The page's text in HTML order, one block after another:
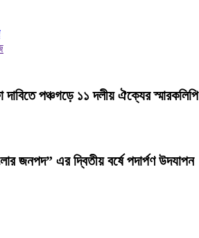
পঞ্চগড়ে ১১ দলীয় ঐক্যের স্মারকলিপি
জনপদ” এর দ্বিতীয় বর্ষে পদার্পণ উদযাপন